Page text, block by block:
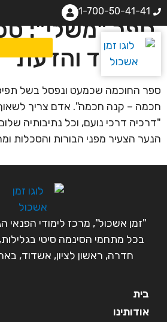
1-700-50-41-41
ספר "משלי":
הלימוד והדעת
ספר החוכמה שכמעט ונפסל בשל
חכמה – קנה חכמה". אדם צריך
"דרכיה דרכי נועם, וכל נתיבותיה
הנער הצעיר מפני הבורות והסכלות
"זמן אשכול", מרכז לימודי הפנאי
בכל מתחמי הסינמה סיטי
חדרה, ראשון לציון, אשדוד,
בית
אודותינו